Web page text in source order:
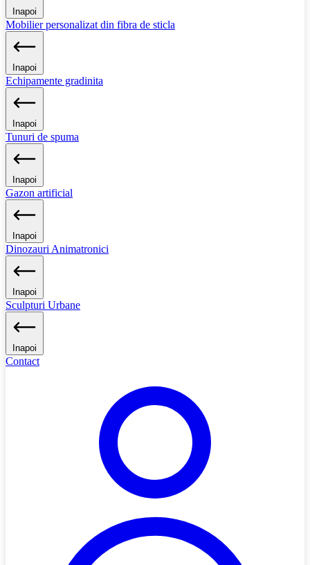
Inapoi
Mobilier personalizat din fibra de sticla
Inapoi
Echipamente gradinita
Inapoi
Tunuri de spuma
Inapoi
Gazon artificial
Inapoi
Dinozauri Animatronici
Inapoi
Sculpturi Urbane
Inapoi
Contact